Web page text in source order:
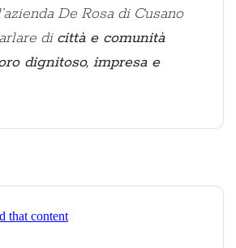
De Rosa di Cusano
di città e comunità
dignitoso, impresa e